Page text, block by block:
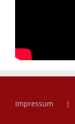
Impressum